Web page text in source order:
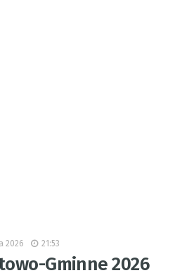
2026 21:53
Gminne 2026